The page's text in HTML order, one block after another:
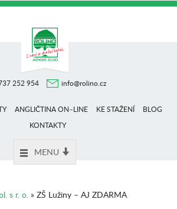
252 954 info@rolino.cz
ANGLIČTINA ON–LINE KE STAŽENÍ
BLOG
KONTAKTY
MENU
s r. o.» ZŠ Lužiny – AJ ZDARMA